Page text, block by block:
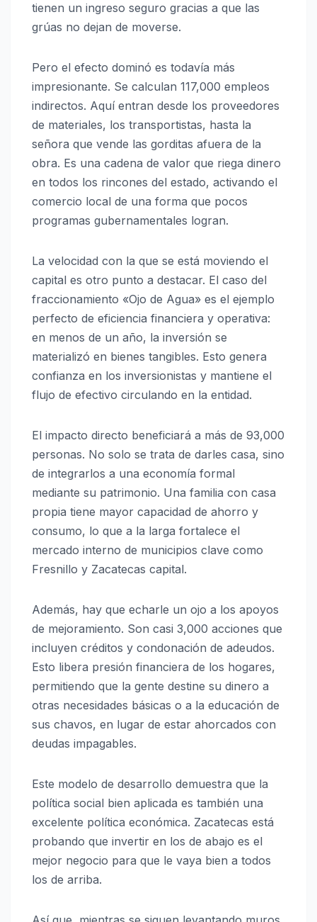
tienen un ingreso seguro gracias a que las
grúas no dejan de moverse.
Pero el efecto dominó es todavía más
impresionante. Se calculan 117,000 empleos
indirectos. Aquí entran desde los proveedores
de materiales, los transportistas, hasta la
señora que vende las gorditas afuera de la
obra. Es una cadena de valor que riega dinero
en todos los rincones del estado, activando el
comercio local de una forma que pocos
programas gubernamentales logran.
La velocidad con la que se está moviendo el
capital es otro punto a destacar. El caso del
fraccionamiento «Ojo de Agua» es el ejemplo
perfecto de eficiencia financiera y operativa:
en menos de un año, la inversión se
materializó en bienes tangibles. Esto genera
confianza en los inversionistas y mantiene el
flujo de efectivo circulando en la entidad.
El impacto directo beneficiará a más de 93,000
personas. No solo se trata de darles casa, sino
de integrarlos a una economía formal
mediante su patrimonio. Una familia con casa
propia tiene mayor capacidad de ahorro y
consumo, lo que a la larga fortalece el
mercado interno de municipios clave como
Fresnillo y Zacatecas capital.
Además, hay que echarle un ojo a los apoyos
de mejoramiento. Son casi 3,000 acciones que
incluyen créditos y condonación de adeudos.
Esto libera presión financiera de los hogares,
permitiendo que la gente destine su dinero a
otras necesidades básicas o a la educación de
sus chavos, en lugar de estar ahorcados con
deudas impagables.
Este modelo de desarrollo demuestra que la
política social bien aplicada es también una
excelente política económica. Zacatecas está
probando que invertir en los de abajo es el
mejor negocio para que le vaya bien a todos
los de arriba.